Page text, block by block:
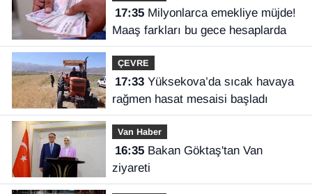
17:35Milyonlarca emekliye müjde!
Maaş farkları bu gece hesaplarda
ÇEVRE
17:33Yüksekova’da sıcak havaya
rağmen hasat mesaisi başladı
Van Haber
16:35Bakan Göktaş'tan Van
ziyareti